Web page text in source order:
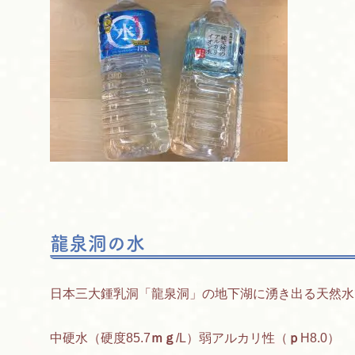
龍泉洞の水
日本三大鍾乳洞「龍泉洞」の地下湖に湧き出る天然
中硬水（硬度85.7ｍｇ/L）弱アルカリ性（ ｐ H8.0）